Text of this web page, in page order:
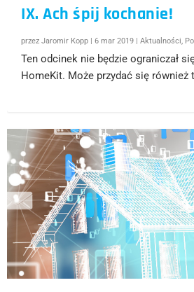
IX. Ach śpij kochanie!
przezJaromir Kopp |6 mar 2019 |Aktualności,
Ten odcinek nie będzie ograniczał
HomeKit. Może przydać się również